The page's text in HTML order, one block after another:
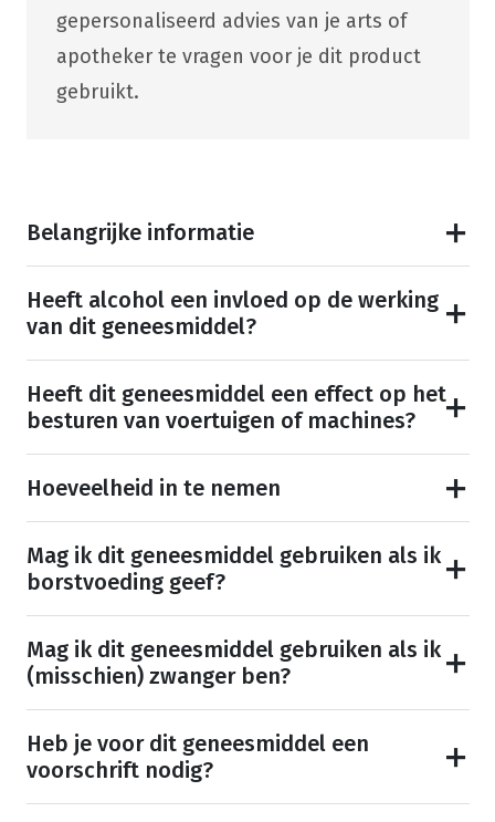
gepersonaliseerd advies van je arts of
apotheker te vragen voor je dit product
gebruikt.
Belangrijke informatie
Heeft alcohol een invloed op de werking
van dit geneesmiddel?
Heeft dit geneesmiddel een effect op het
besturen van voertuigen of machines?
Hoeveelheid in te nemen
Mag ik dit geneesmiddel gebruiken als ik
borstvoeding geef?
Mag ik dit geneesmiddel gebruiken als ik
(misschien) zwanger ben?
Heb je voor dit geneesmiddel een
voorschrift nodig?